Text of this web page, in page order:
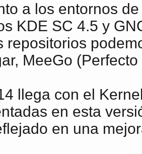
a los entornos
KDE SC 4.5 y
repositorios
MeeGo
llega con el
en esta
en una